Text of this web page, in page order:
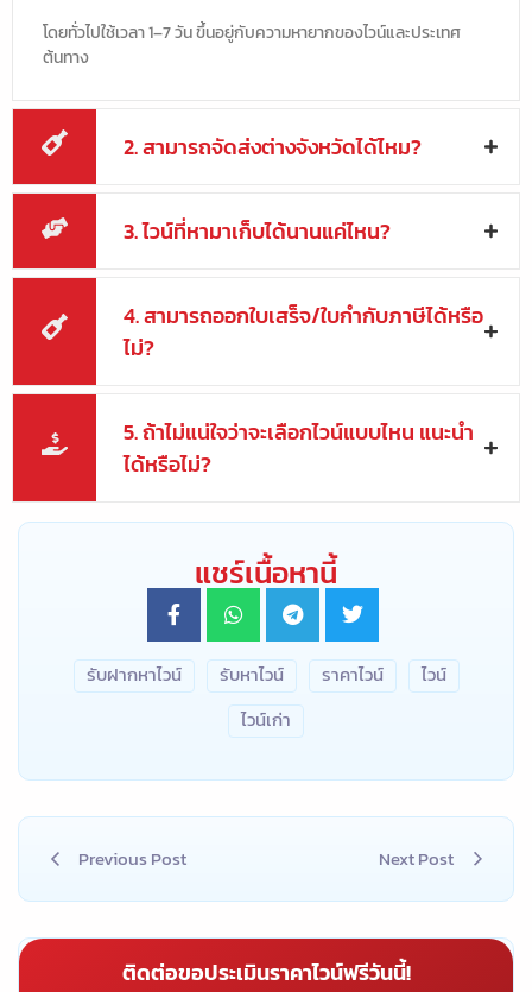
โดยทั่วไปใช้เวลา 1–7 วัน ขึ้นอยู่กับความหายากของไวน์และประเทศ
ต้นทาง
2. สามารถจัดส่งต่างจังหวัดได้ไหม?
3. ไวน์ที่หามาเก็บได้นานแค่ไหน?
4. สามารถออกใบเสร็จ/ใบกำกับภาษีได้หรือ
ไม่?
5. ถ้าไม่แน่ใจว่าจะเลือกไวน์แบบไหน แนะนำ
ได้หรือไม่?
แชร์เนื้อหานี้
รับฝากหาไวน์ รับหาไวน์ ราคาไวน์
ไวน์
ไวน์เก่า
Previous Post Next Post
ติดต่อขอประเมินราคาไวน์ฟรีวันนี้!